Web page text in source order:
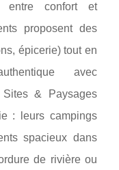
entre confort et
proposent des
épicerie) tout en
avec
Sites & Paysages
: leurs campings
spacieux dans
de rivière ou